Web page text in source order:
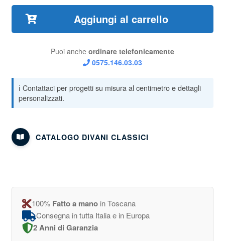
Aggiungi al carrello
Puoi anche ordinare telefonicamente
0575.146.03.03
CATALOGO DIVANI CLASSICI
100% Fatto a manoin Toscana
Consegna in tutta Italia e in Europa
2 Anni di Garanzia